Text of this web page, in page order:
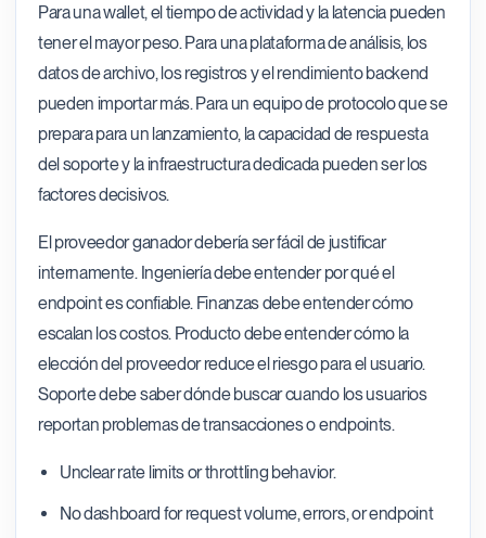
Para una wallet, el tiempo de actividad y la latencia pueden
tener el mayor peso. Para una plataforma de análisis, los
datos de archivo, los registros y el rendimiento backend
pueden importar más. Para un equipo de protocolo que se
prepara para un lanzamiento, la capacidad de respuesta
del soporte y la infraestructura dedicada pueden ser los
factores decisivos.
El proveedor ganador debería ser fácil de justificar
internamente. Ingeniería debe entender por qué el
endpoint es confiable. Finanzas debe entender cómo
escalan los costos. Producto debe entender cómo la
elección del proveedor reduce el riesgo para el usuario.
Soporte debe saber dónde buscar cuando los usuarios
reportan problemas de transacciones o endpoints.
Unclear rate limits or throttling behavior.
No dashboard for request volume, errors, or endpoint